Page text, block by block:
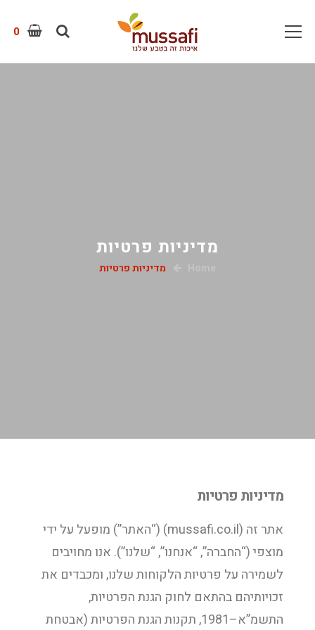
0
מדיניות פרטיות
מדיניות פרטיות
מדיניות פרטיות
אתר זה (mussafi.co.il) (“האתר”) מופעל על ידי
מוצפי (“החברה”, “אנחנו”, “שלנו”). אנו מחויבים
לשמירה על פרטיות הלקוחות שלנו, ומכבדים את
זכויותיהם בהתאם לחוק הגנת הפרטיות,
התשמ”א–1981, תקנות הגנת הפרטיות (אבטחת